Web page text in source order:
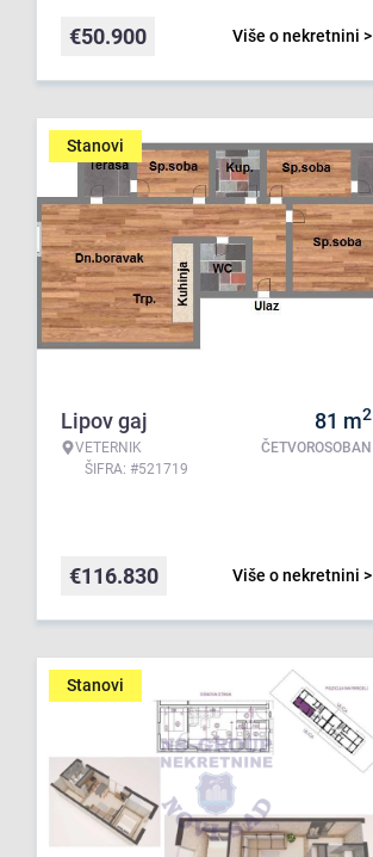
Više o nekretnini >
€50.900
Stanovi
Lipov gaj
VETERNIK
ŠIFRA: #521719
81 m2
ČETVOROSOBAN
Više o nekretnini >
€116.830
Stanovi